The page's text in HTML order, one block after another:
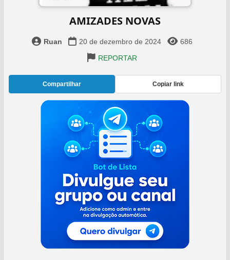
AMIZADES NOVAS
Ruan 20 de dezembro de 2024
686
REPORTAR
Compartilhar Copiar link